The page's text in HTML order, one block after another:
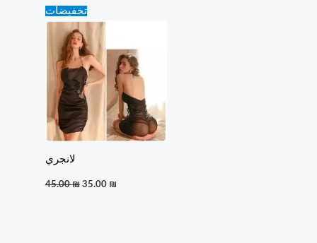
تخفيضات
لانجري
45.00₪
Original
price
45.00 ₪.
35.00 ₪